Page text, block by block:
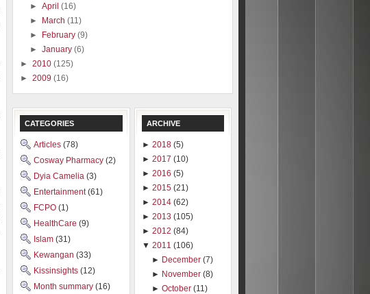
►April(16)
► March(11)
► February(9)
►January(6)
► 2010 (125)
► 2009 (16)
CATEGORIES
Articles (78)
Cosway Pharmacy (2)
Dyia Camelia (3)
Entertainment(61)
FCPO (1)
HealthCare (9)
Islam (31)
Kewangan (33)
Kissinsights (12)
Month summary (16)
ARCHIVE
► 2018 (5)
► 2017 (10)
► 2016 (5)
► 2015 (21)
► 2014 (62)
► 2013 (105)
► 2012 (84)
▼ 2011 (106)
► December (7)
► November (8)
►October (11)